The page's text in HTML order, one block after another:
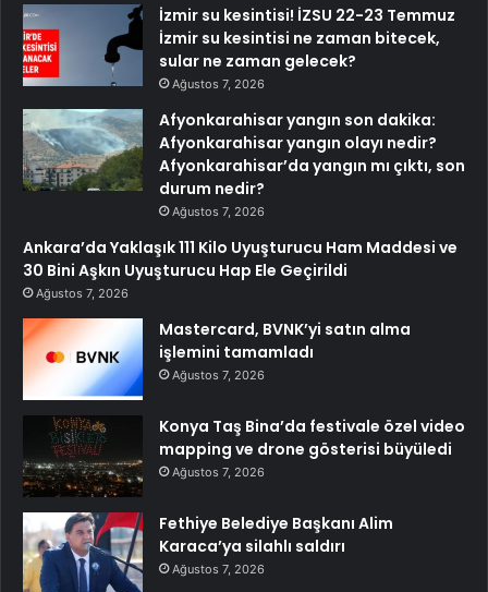
İzmir su kesintisi! İZSU 22-23 Temmuz
İzmir su kesintisi ne zaman bitecek,
sular ne zaman gelecek?
Ağustos 7, 2026
Afyonkarahisar yangın son dakika:
Afyonkarahisar yangın olayı nedir?
Afyonkarahisar’da yangın mı çıktı, son
durum nedir?
Ağustos 7, 2026
Ankara’da Yaklaşık 111 Kilo Uyuşturucu Ham Maddesi ve
30 Bini Aşkın Uyuşturucu Hap Ele Geçirildi
Ağustos 7, 2026
Mastercard, BVNK’yi satın alma
işlemini tamamladı
Ağustos 7, 2026
Konya Taş Bina’da festivale özel video
mapping ve drone gösterisi büyüledi
Ağustos 7, 2026
Fethiye Belediye Başkanı Alim
Karaca’ya silahlı saldırı
Ağustos 7, 2026